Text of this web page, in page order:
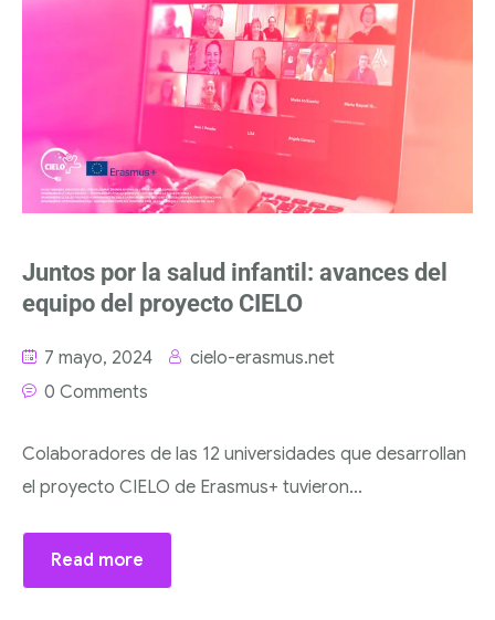
Juntos por la salud infantil: avances del
equipo del proyecto CIELO
7 mayo, 2024
cielo-erasmus.net
0 Comments
Colaboradores de las 12 universidades que desarrollan
el proyecto CIELO de Erasmus+ tuvieron...
Read more